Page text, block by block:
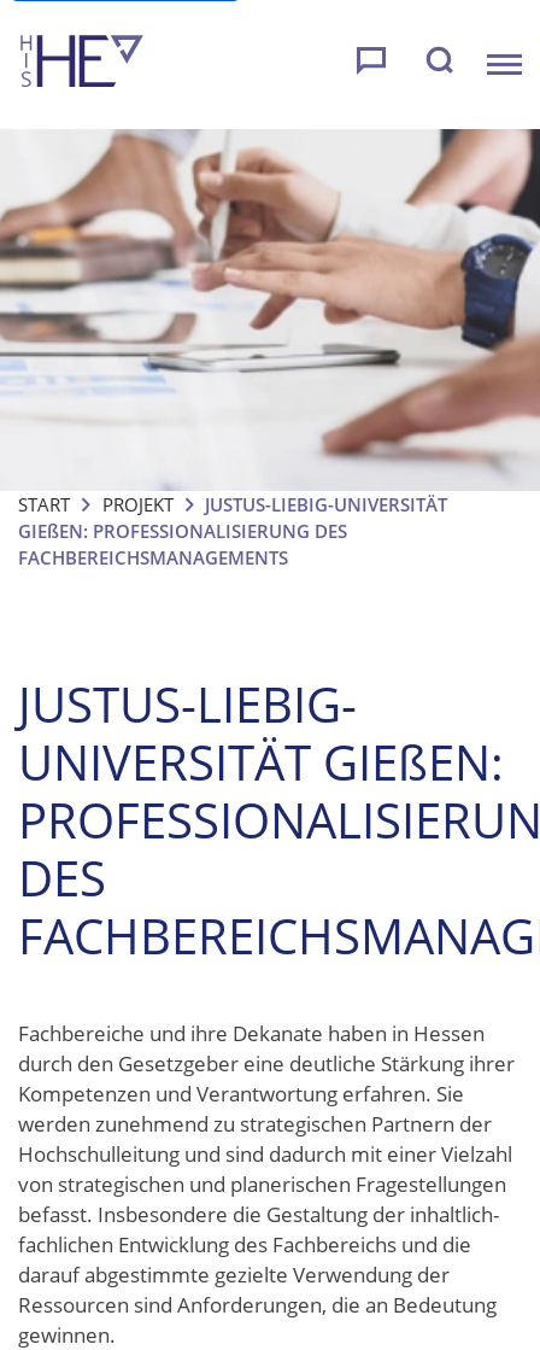
START PROJEKT
JUSTUS-LIEBIG-UNIVERSITÄT
GIEßEN: PROFESSIONALISIERUNG DES
FACHBEREICHSMANAGEMENTS
JUSTUS-LIEBIG-
UNIVERSITÄT GIEßEN:
DES
Fachbereiche und ihre Dekanate haben in Hessen
durch den Gesetzgeber eine deutliche Stärkung ihrer
Kompetenzen und Verantwortung erfahren. Sie
werden zunehmend zu strategischen Partnern der
Hochschulleitung und sind dadurch mit einer Vielzahl
von strategischen und planerischen Fragestellungen
befasst. Insbesondere die Gestaltung der inhaltlich-
fachlichen Entwicklung des Fachbereichs und die
darauf abgestimmte gezielte Verwendung der
Ressourcen sind Anforderungen, die an Bedeutung
gewinnen.